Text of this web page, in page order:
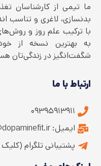
ما تیمی از کارشناسان
بدنسازی، لاغری و تناسب
با ترکیب علم روز و
به بهترین نسخه از
شگفت‌انگیز در زندگی‌تان
ارتباط با ما
۰۹۳۹۵۹۱۳۹۱۱
ایمیل: Info@dopaminefit.ir
پشتیبانی تلگرام